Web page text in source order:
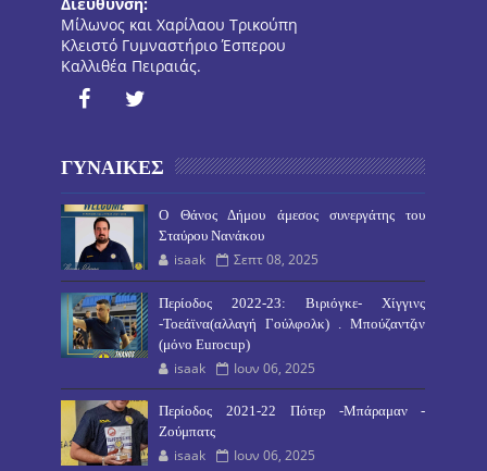
Μίλωνος και Χαρίλαου Τρικούπη
Κλειστό Γυμναστήριο Έσπερου
Καλλιθέα Πειραιάς.
ΓΥΝΑΙΚΕΣ
O Θάνος Δήμου άμεσος συνεργάτης του
Σταύρου Νανάκου
isaak Σεπτ 08, 2025
Περίοδος 2022-23: Βιριόγκε- Χίγγινς
-Τοεάϊνα(αλλαγή Γούλφολκ) . Μπούζαντζιν
(μόνο Eurocup)
isaak Ιουν 06, 2025
Περίοδος 2021-22 Πότερ -Μπάραμαν -
Ζούμπατς
isaak Ιουν 06, 2025